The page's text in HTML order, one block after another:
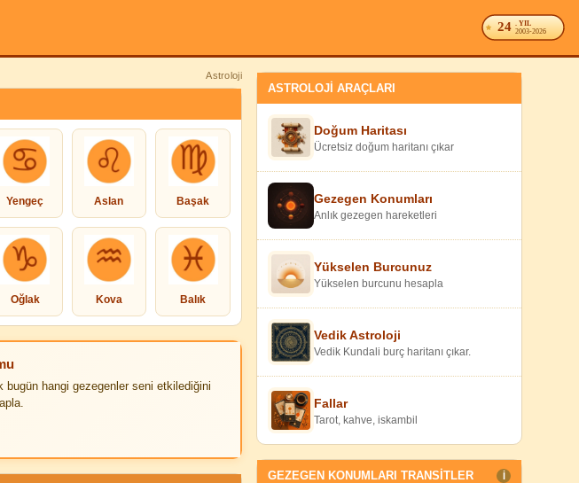
24 . YIL
2003-2026
Astroloji
Yengeç Aslan Başak
Oğlak Kova Balık
hangi gezegenler seni etkilediğini
ASTROLOJİ ARAÇLARI
Doğum Haritası
Ücretsiz doğum haritanı çıkar
Gezegen Konumları
Anlık gezegen hareketleri
Yükselen Burcunuz
Yükselen burcunu hesapla
Vedik Astroloji
Vedik Kundali burç haritanı çıkar.
Fallar
Tarot, kahve, iskambil
GEZEGEN KONUMLARI TRANSITLER I